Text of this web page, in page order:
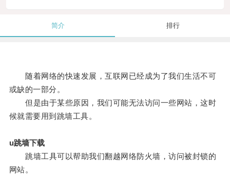
简介 排行
随着网络的快速发展，互联网已经成为了我们生活不可
或缺的一部分。
但是由于某些原因，我们可能无法访问一些网站，这时
候就需要用到跳墙工具。
u跳墙下载
跳墙工具可以帮助我们翻越网络防火墙，访问被封锁的
网站。